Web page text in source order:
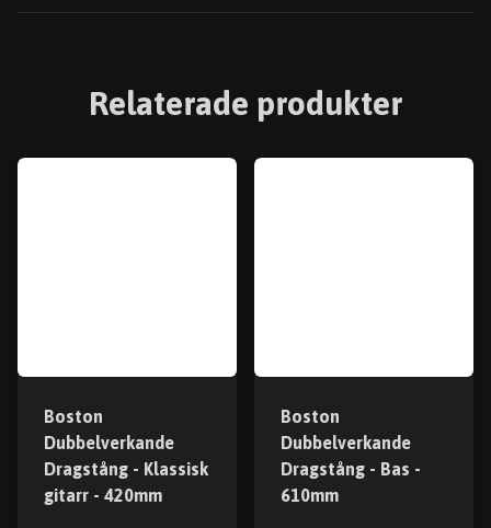
Relaterade produkter
Boston
Dubbelverkande
Dragstång - Klassisk
gitarr - 420mm
Boston
Dubbelverkande
Dragstång - Bas -
610mm